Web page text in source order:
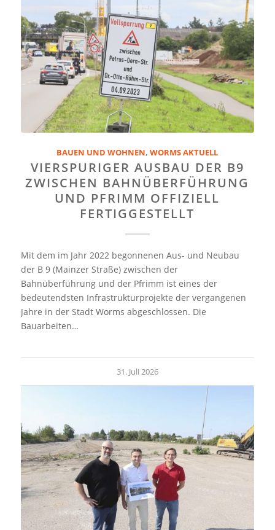
BAUEN UND WOHNEN,WORMS AKTUELL
VIERSPURIGER AUSBAU DER B9
ZWISCHEN BAHNÜBERFÜHRUNG
UND PFRIMM OFFIZIELL
FERTIGGESTELLT
Mit dem im Jahr 2022 begonnenen Aus- und Neubau
der B 9 (Mainzer Straße) zwischen der
Bahnüberführung und der Pfrimm ist eines der
bedeutendsten Infrastrukturprojekte der vergangenen
Jahre in der Stadt Worms abgeschlossen. Die
Bauarbeiten…
31. Juli 2026